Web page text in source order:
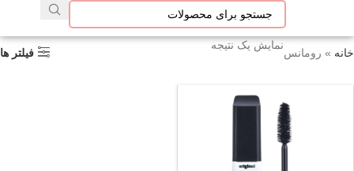
خانه » رومانس
نمایش یک نتیجه
فیلتر ها